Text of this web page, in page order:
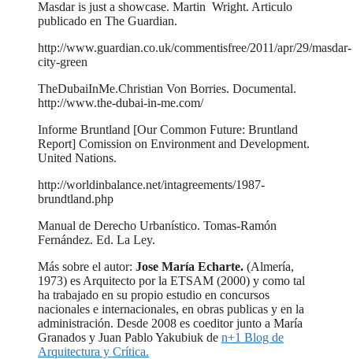
Masdar is just a showcase. Martin Wright. Articulo
publicado en The Guardian.
http://www.guardian.co.uk/commentisfree/2011/apr/29/masdar-
city-green
TheDubaiInMe.Christian Von Borries. Documental.
http://www.the-dubai-in-me.com/
Informe Bruntland [Our Common Future: Bruntland
Report] Comission on Environment and Development.
United Nations.
http://worldinbalance.net/intagreements/1987-
brundtland.php
Manual de Derecho Urbanístico. Tomas-Ramón
Fernández. Ed. La Ley.
Más sobre el autor: Jose María Echarte. (Almería,
1973) es Arquitecto por la ETSAM (2000) y como tal
ha trabajado en su propio estudio en concursos
nacionales e internacionales, en obras publicas y en la
administración. Desde 2008 es coeditor junto a María
Granados y Juan Pablo Yakubiuk de n+1 Blog de
Arquitectura y Crítica.